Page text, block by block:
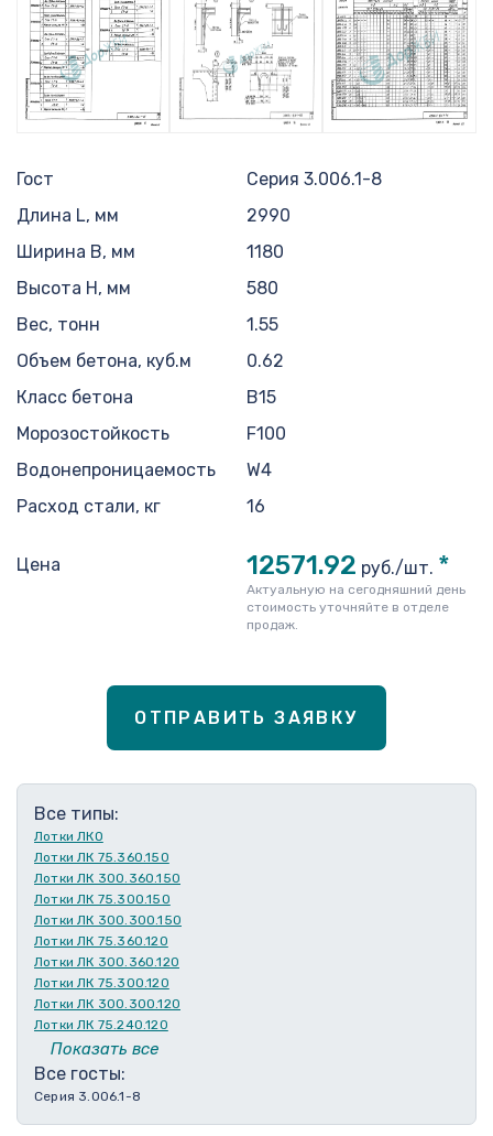
Гост
Серия 3.006.1-8
Длина L, мм
2990
Ширина B, мм
1180
Высота H, мм
580
Вес, тонн
1.55
Объем бетона, куб.м
0.62
Класс бетона
В15
Морозостойкость
F100
Водонепроницаемость
W4
Расход стали, кг
16
Цена 12571.92 руб./шт. *
Актуальную на сегодняшний день
стоимость уточняйте в отделе
продаж.
ОТПРАВИТЬ ЗАЯВКУ
Все типы:
Лотки ЛКО
Лотки ЛК 75.360.150
Лотки ЛК 300.360.150
Лотки ЛК 75.300.150
Лотки ЛК 300.300.150
Лотки ЛК 75.360.120
Лотки ЛК 300.360.120
Лотки ЛК 75.300.120
Лотки ЛК 300.300.120
Лотки ЛК 75.240.120
Лотки ЛК 300.240.120
Лотки ЛК 75.210.120
Лотки ЛК 300.180.120
Показать все
Все госты:
Серия 3.006.1-8